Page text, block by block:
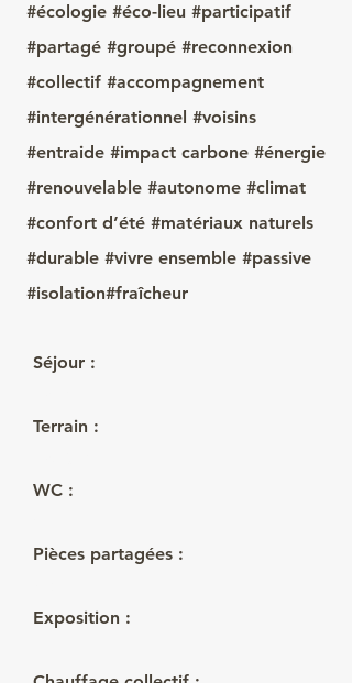
#écologie #éco-lieu #participatif
#partagé #groupé #reconnexion
#collectif #accompagnement
#intergénérationnel #voisins
#entraide #impact carbone #énergie
#renouvelable #autonome #climat
#confort d’été #matériaux naturels
#durable #vivre ensemble #passive
#isolation#fraîcheur
Séjour :
Terrain :
WC :
Pièces partagées :
Exposition :